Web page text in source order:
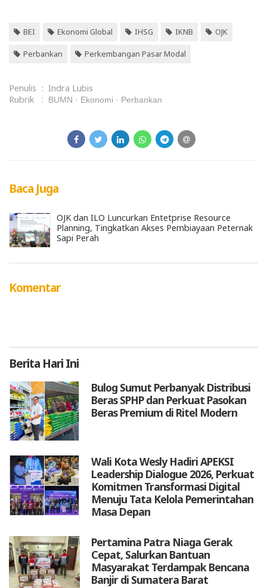
BEI Ekonomi Global IHSG IKNB OJK
Perbankan Perkembangan Pasar Modal
Penulis : Indra Lubis
Rubrik
: BUMN Ekonomi Perbankan
Baca Juga
OJK dan ILO Luncurkan Entetprise Resource
Planning, Tingkatkan Akses Pembiayaan Peternak
Sapi Perah
Komentar
Berita Hari Ini
Bulog Sumut Perbanyak Distribusi
Beras SPHP dan Perkuat Pasokan
Beras Premium di Ritel Modern
Wali Kota Wesly Hadiri APEKSI
Leadership Dialogue 2026, Perkuat
Komitmen Transformasi Digital
Menuju Tata Kelola Pemerintahan
Masa Depan
Pertamina Patra Niaga Gerak
Cepat, Salurkan Bantuan
Masyarakat Terdampak Bencana
Banjir di Sumatera Barat